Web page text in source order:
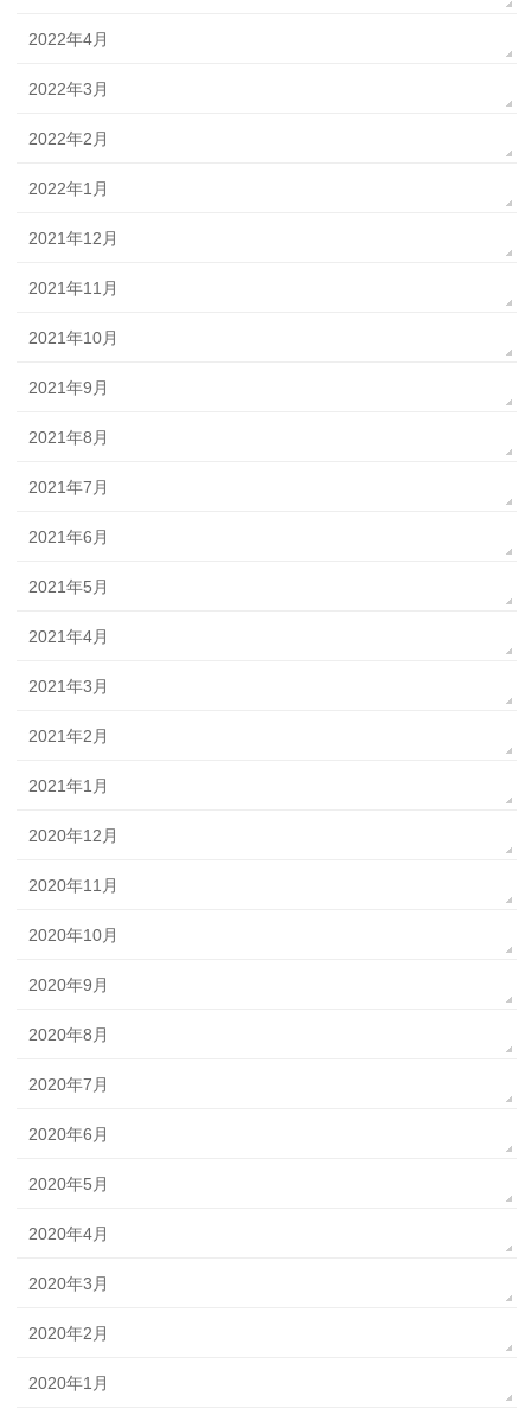
2022年4月
2022年3月
2022年2月
2022年1月
2021年12月
2021年11月
2021年10月
2021年9月
2021年8月
2021年7月
2021年6月
2021年5月
2021年4月
2021年3月
2021年2月
2021年1月
2020年12月
2020年11月
2020年10月
2020年9月
2020年8月
2020年7月
2020年6月
2020年5月
2020年4月
2020年3月
2020年2月
2020年1月